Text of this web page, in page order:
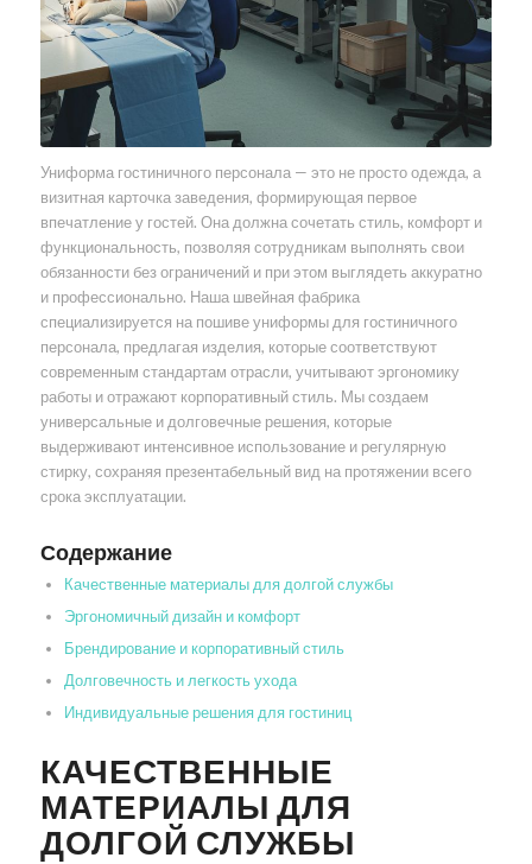
Униформа гостиничного персонала — это не просто одежда, а
визитная карточка заведения, формирующая первое
впечатление у гостей. Она должна сочетать стиль, комфорт и
функциональность, позволяя сотрудникам выполнять свои
обязанности без ограничений и при этом выглядеть аккуратно
и профессионально. Наша швейная фабрика
специализируется на пошиве униформы для гостиничного
персонала, предлагая изделия, которые соответствуют
современным стандартам отрасли, учитывают эргономику
работы и отражают корпоративный стиль. Мы создаем
универсальные и долговечные решения, которые
выдерживают интенсивное использование и регулярную
стирку, сохраняя презентабельный вид на протяжении всего
срока эксплуатации.
Содержание
Качественные материалы для долгой службы
Эргономичный дизайн и комфорт
Брендирование и корпоративный стиль
Долговечность и легкость ухода
Индивидуальные решения для гостиниц
КАЧЕСТВЕННЫЕ
МАТЕРИАЛЫ ДЛЯ
ДОЛГОЙ СЛУЖБЫ